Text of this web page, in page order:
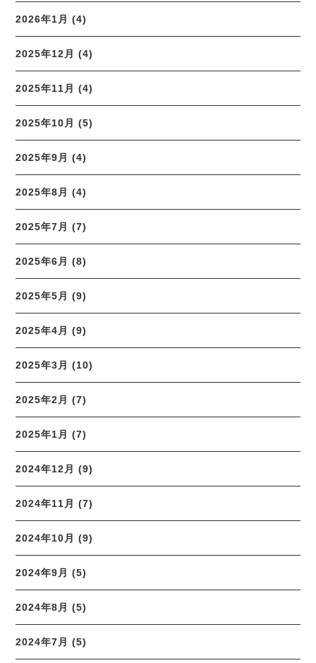
2026年1月 (4)
2025年12月 (4)
2025年11月 (4)
2025年10月 (5)
2025年9月 (4)
2025年8月 (4)
2025年7月 (7)
2025年6月 (8)
2025年5月 (9)
2025年4月 (9)
2025年3月 (10)
2025年2月 (7)
2025年1月 (7)
2024年12月 (9)
2024年11月 (7)
2024年10月 (9)
2024年9月 (5)
2024年8月 (5)
2024年7月 (5)